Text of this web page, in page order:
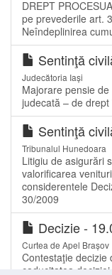
DREPT
pe prevederile art.
Neîndeplinirea
Sentinţă
Judecătoria Iași
Majorare pensie
judecată – de
Sentinţă
Tribunalul Hunedoara
Litigiu de asigurări
valorificarea
considerentele
30/2009
Decizie -
Curtea de Apel Brașov
Contestaţie decizie
caducitatea